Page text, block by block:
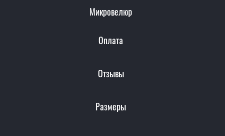
Микровелюр
Оплата
Отзывы
Размеры